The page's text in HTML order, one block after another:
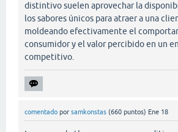
distintivo suelen aprovechar la
los sabores únicos para atraer a una
moldeando efectivamente el
consumidor y el valor percibido en un
competitivo.
comentado por samkonstas (660 puntos) Ene 18